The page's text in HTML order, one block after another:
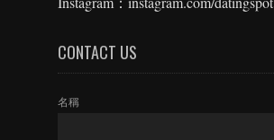
CONTACT US
名稱